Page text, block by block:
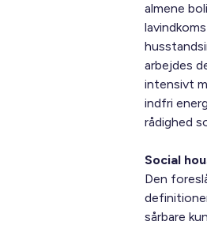
almene
arbejdes
intensivt
indfri
rådighed
Social
Den
sårbare